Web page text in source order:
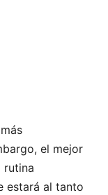
el mejor
rutina
estará al tanto